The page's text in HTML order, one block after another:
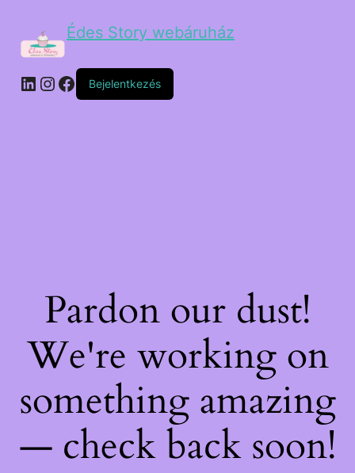
Édes Story webáruház
Bejelentkezés
Pardon our dust!
We're working on
something amazing
— check back soon!